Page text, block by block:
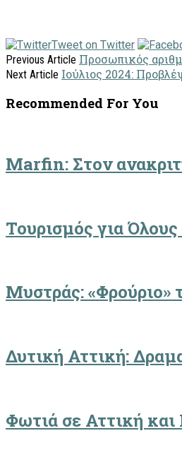
Tweet on Twitter
Previous Article Προσωπικός
Next Article Ιούλιος 2024:
Recommended For You
Marfin: Στον
Τουρισμός για
Μυστράς: «Φρούριο»
Δυτική Αττική:
Φωτιά σε Αττική